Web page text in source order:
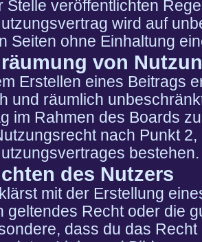
Stelle veröffentlichten
wird auf
Seiten ohne Einhaltung
von
Erstellen eines Beitrags
und räumlich
im Rahmen des Boards
nach Punkt
bestehen.
des Nutzers
mit der Erstellung
geltendes Recht oder die
dass du das